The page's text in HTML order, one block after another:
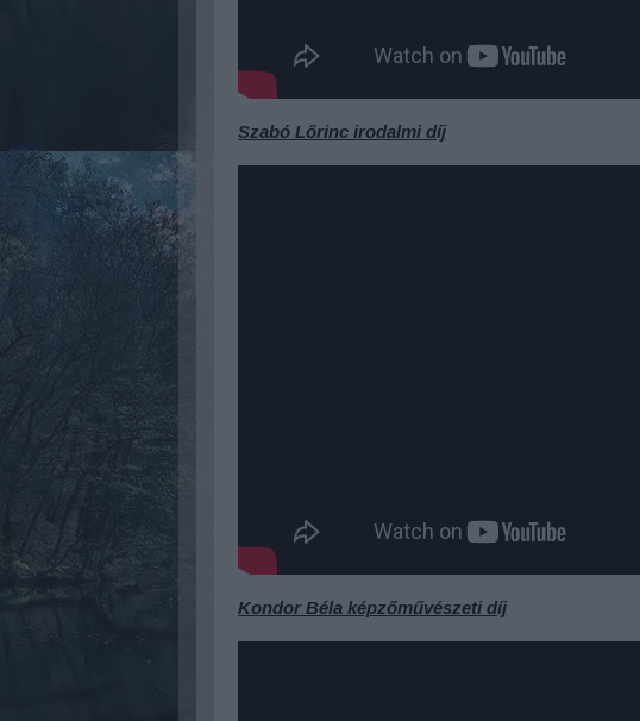
Szabó Lőrinc irodalmi díj
Kondor Béla képzőművészeti díj